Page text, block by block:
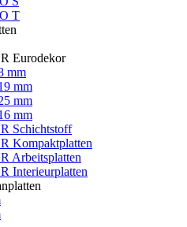
T
Eurodekor
mm
mm
mm
mm
Schichtstoff
Kompaktplatten
Arbeitsplatten
Interieurplatten